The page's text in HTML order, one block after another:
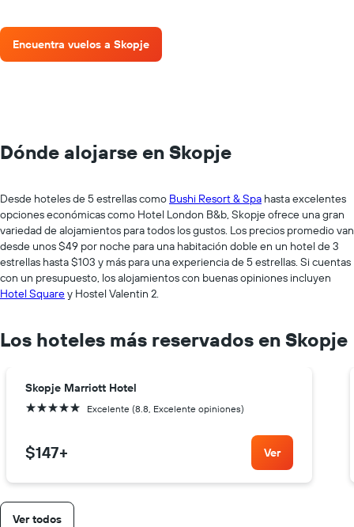
Encuentra vuelos a Skopje
Dónde alojarse en Skopje
Desde hoteles de 5 estrellas como Bushi Resort & Spa hasta excelentes
opciones económicas como Hotel London B&b, Skopje ofrece una gran
variedad de alojamientos para todos los gustos. Los precios promedio van
desde unos $49 por noche para una habitación doble en un hotel de 3
estrellas hasta $103 y más para una experiencia de 5 estrellas. Si cuentas
con un presupuesto, los alojamientos con buenas opiniones incluyen
Hotel Squarey Hostel Valentin 2.
Los hoteles más reservados en Skopje
Skopje Marriott Hotel
5 estrellas Excelente (8.8, Excelente opiniones)
$147+ Ver
Ver todos